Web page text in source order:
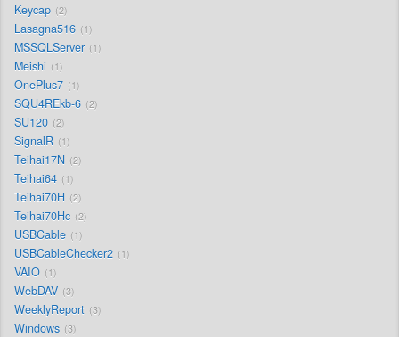
Keycap 2
Lasagna516 1
MSSQLServer 1
Meishi 1
OnePlus7 1
SQU4REkb-6 2
SU120 2
SignalR 1
Teihai17N 2
Teihai64 1
Teihai70H 2
Teihai70Hc 2
USBCable 1
USBCableChecker2 1
VAIO 1
WebDAV 3
WeeklyReport 3
Windows 3